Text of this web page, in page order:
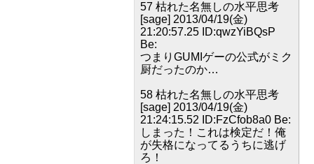
57 枯れた名無しの水平思考
[sage] 2013/04/19(金)
21:20:57.25 ID:qwzYiBQsP
Be:
つまりGUMIゲーの公式がミク
厨だったのか…
58 枯れた名無しの水平思考
[sage] 2013/04/19(金)
21:24:15.52 ID:FzCfob8a0 Be:
しまった！これは検定だ！俺
が失格になってるうちに逃げ
ろ！